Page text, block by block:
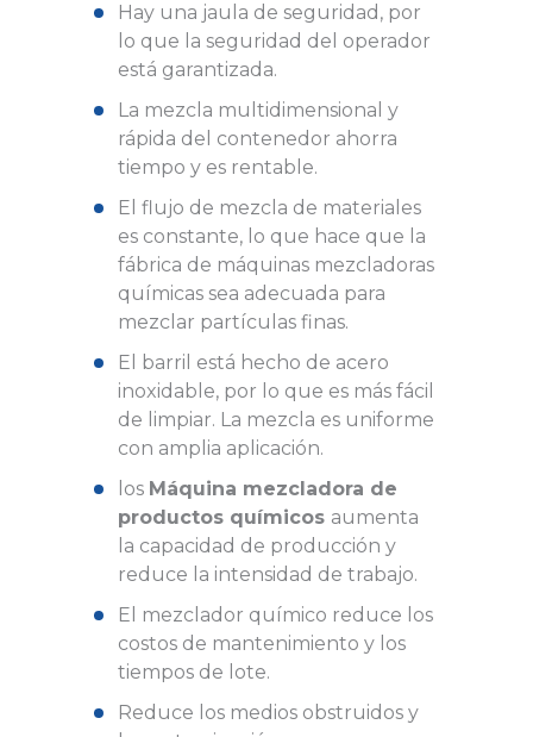
Hay una jaula de seguridad, por
lo que la seguridad del operador
está garantizada.
La mezcla multidimensional y
rápida del contenedor ahorra
tiempo y es rentable.
El flujo de mezcla de materiales
es constante, lo que hace que la
fábrica de máquinas mezcladoras
químicas sea adecuada para
mezclar partículas finas.
El barril está hecho de acero
inoxidable, por lo que es más fácil
de limpiar. La mezcla es uniforme
con amplia aplicación.
los Máquina mezcladora de
productos químicos aumenta
la capacidad de producción y
reduce la intensidad de trabajo.
El mezclador químico reduce los
costos de mantenimiento y los
tiempos de lote.
Reduce los medios obstruidos y